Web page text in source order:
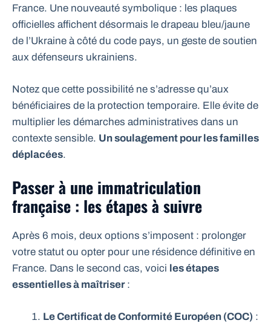
France. Une nouveauté symbolique : les plaques
officielles affichent désormais le drapeau bleu/jaune
de l’Ukraine à côté du code pays, un geste de soutien
aux défenseurs ukrainiens.
Notez que cette possibilité ne s’adresse qu’aux
bénéficiaires de la protection temporaire. Elle évite de
multiplier les démarches administratives dans un
contexte sensible. Un soulagement pour les familles
déplacées.
Passer à une immatriculation
française : les étapes à suivre
Après 6 mois, deux options s’imposent : prolonger
votre statut ou opter pour une résidence définitive en
France. Dans le second cas, voici les étapes
essentielles à maîtriser:
Le Certificat de Conformité Européen (COC) :